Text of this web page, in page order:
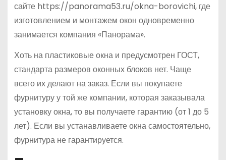
сайте https://panorama53.ru/okna-borovichi, где
изготовлением и монтажем окон одновременно
занимается компания «Панорама».
Хоть на пластиковые окна и предусмотрен ГОСТ,
стандарта размеров оконных блоков нет. Чаще
всего их делают на заказ. Если вы покупаете
фурнитуру у той же компании, которая заказывала
установку окна, то вы получаете гарантию (от 1 до 5
лет). Если вы устанавливаете окна самостоятельно,
фурнитура не гарантируется.